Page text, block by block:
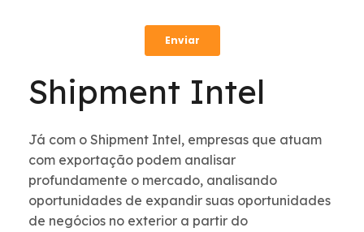
Shipment Intel
Já com o Shipment Intel, empresas que atuam
com exportação podem analisar
profundamente o mercado, analisando
oportunidades de expandir suas oportunidades
de negócios no exterior a partir do